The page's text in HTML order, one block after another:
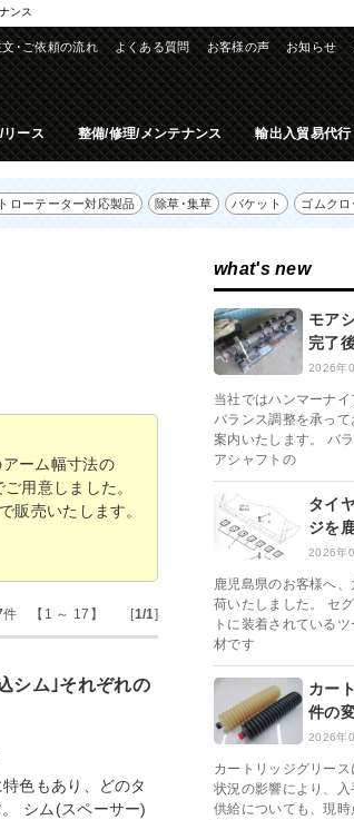
ンス
お知らせ
文･ご依頼の流れ よくある質問 お客様の声
ース 整備/修理/メンテナンス 輸出入貿易代行
ローテーター対応製品 除草･集草 バケット ゴムクロ
ーム幅寸法の
用意しました。
販売いたします。
件 【1 ～ 17】 [1/1]
シム｣それぞれの
色もあり、どのタ
シム(スペーサー)
what's new
モア
完了
2026年
当社ではハンマーナ
バランス調整を承っ
案内いたします。 バ
アシャフトの
タイ
ジを
2026年
鹿児島県のお客様へ
荷いたしました。 セ
トに装着されている
材です
カー
件の
2026年
カートリッジグリー
状況の影響により、
供給についても、現